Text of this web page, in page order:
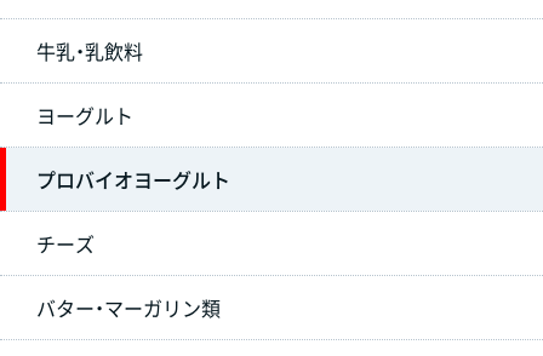
牛乳・乳飲料
ヨーグルト
プロバイオヨーグルト
チーズ
バター・マーガリン類